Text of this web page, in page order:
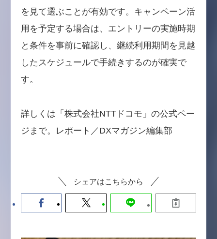
を見て選ぶことが有効です。キャンペーン活
用を予定する場合は、エントリーの実施時期
と条件を事前に確認し、継続利用期間を見越
したスケジュールで手続きするのが確実で
す。
詳しくは「株式会社NTTドコモ」の公式ペー
ジまで。レポート／DXマガジン編集部
シェアはこちらから